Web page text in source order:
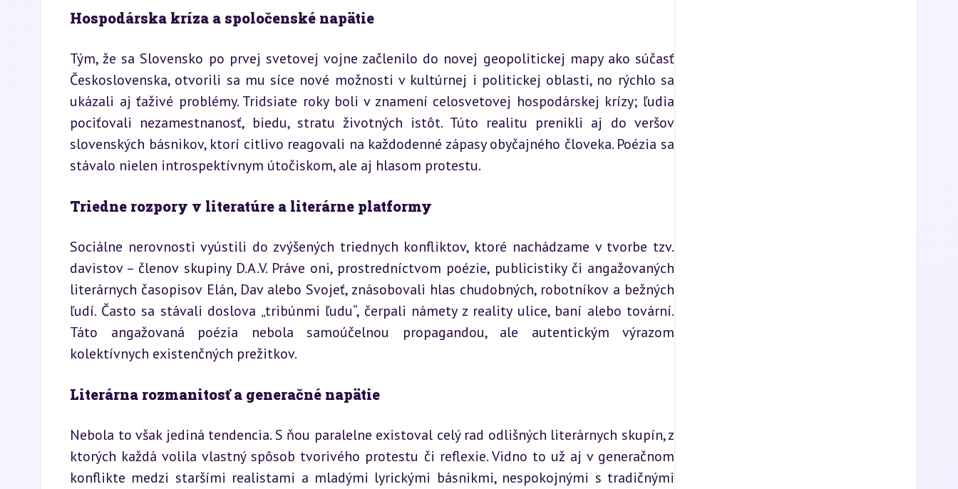
Hospodárska kríza a spoločenské napätie
Tým, že sa Slovensko po prvej svetovej vojne začlenilo do novej geopolitickej mapy ako súčasť
Československa, otvorili sa mu síce nové možnosti v kultúrnej i politickej oblasti, no rýchlo sa
ukázali aj ťaživé problémy. Tridsiate roky boli v znamení celosvetovej hospodárskej krízy; ľudia
pociťovali nezamestnanosť, biedu, stratu životných istôt. Túto realitu prenikli aj do veršov
slovenských básnikov, ktorí citlivo reagovali na každodenné zápasy obyčajného človeka. Poézia sa
stávalo nielen introspektívnym útočiskom, ale aj hlasom protestu.
Triedne rozpory v literatúre a literárne platformy
Sociálne nerovnosti vyústili do zvýšených triednych konfliktov, ktoré nachádzame v tvorbe tzv.
davistov – členov skupiny D.A.V. Práve oni, prostredníctvom poézie, publicistiky či angažovaných
literárnych časopisov Elán, Dav alebo Svojeť, znásobovali hlas chudobných, robotníkov a bežných
ľudí. Často sa stávali doslova „tribúnmi ľudu“, čerpali námety z reality ulice, baní alebo tovární.
Táto angažovaná poézia nebola samoúčelnou propagandou, ale autentickým výrazom
kolektívnych existenčných prežitkov.
Literárna rozmanitosť a generačné napätie
Nebola to však jediná tendencia. S ňou paralelne existoval celý rad odlišných literárnych skupín, z
ktorých každá volila vlastný spôsob tvorivého protestu či reflexie. Vidno to už aj v generačnom
konflikte medzi staršími realistami a mladými lyrickými básnikmi, nespokojnými s tradičnými